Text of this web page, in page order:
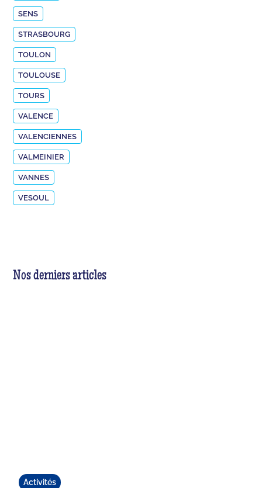
SENS
STRASBOURG
TOULON
TOULOUSE
TOURS
VALENCE
VALENCIENNES
VALMEINIER
VANNES
VESOUL
Nos derniers articles
Activités